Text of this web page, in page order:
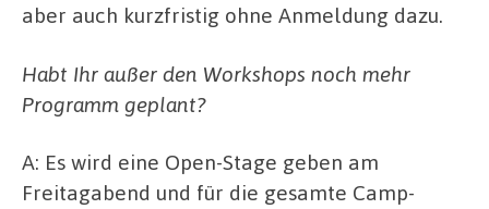
aber auch kurzfristig ohne Anmeldung dazu.
Habt Ihr außer den Workshops noch mehr
Programm geplant?
A: Es wird eine Open-Stage geben am
Freitagabend und für die gesamte Camp-